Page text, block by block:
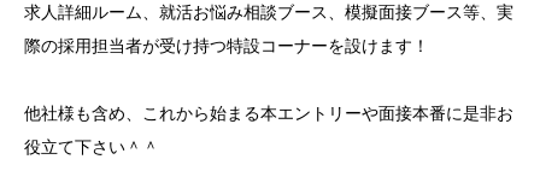
求人詳細ルーム、就活お悩み相談ブース、模擬面接ブース等、実
際の採用担当者が受け持つ特設コーナーを設けます！
他社様も含め、これから始まる本エントリーや面接本番に是非お
役立て下さい＾＾